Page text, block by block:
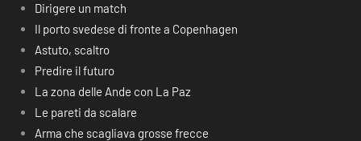
Dirigere un match
Il porto svedese di fronte a Copenhagen
Astuto, scaltro
Predire il futuro
La zona delle Ande con La Paz
Le pareti da scalare
Arma che scagliava grosse frecce